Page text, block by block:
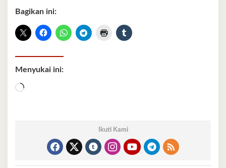
Bagikan ini:
Menyukai ini:
Memuat...
Ikuti Kami